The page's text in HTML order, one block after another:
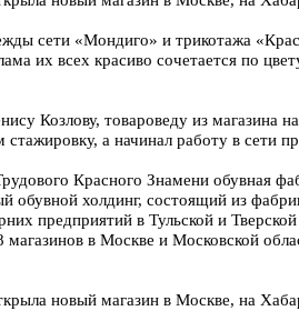
сети «Мондиго» и трикотажа
их всех красиво сочетается по
Козлову, товароведу из магазина
а начинал работу в сети
Красного Знамени обувная
обувной холдинг, состоящий из
предприятий в Тульской и
в Москве и Московской
новый магазин в Москве, на